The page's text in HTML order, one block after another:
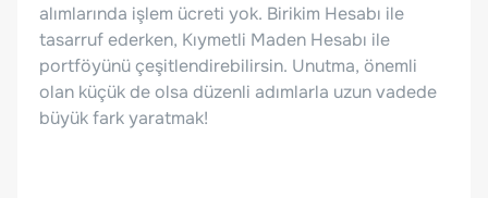
alımlarında işlem ücreti yok. Birikim Hesabı ile
tasarruf ederken, Kıymetli Maden Hesabı ile
portföyünü çeşitlendirebilirsin. Unutma, önemli
olan küçük de olsa düzenli adımlarla uzun vadede
büyük fark yaratmak!